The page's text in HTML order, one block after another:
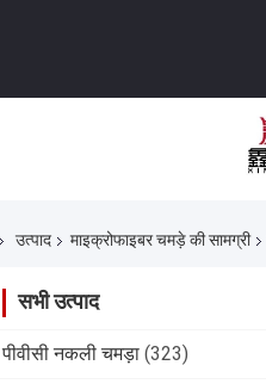
उत्पाद माइक्रोफाइबर चमड़े की सामग्री
सभी उत्पाद
पीवीसी नकली चमड़ा (323)